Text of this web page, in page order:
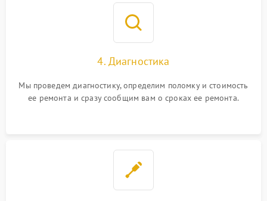
4. Диагностика
Мы проведем диагностику, определим поломку и стоимость
ее ремонта и сразу сообщим вам о сроках ее ремонта.